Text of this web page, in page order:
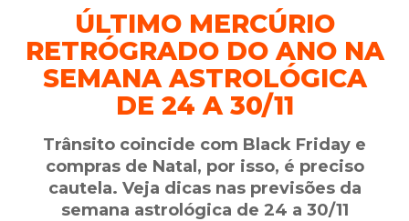
ÚLTIMO MERCÚRIO
RETRÓGRADO DO ANO NA
SEMANA ASTROLÓGICA
DE 24 A 30/11
Trânsito coincide com Black Friday e
compras de Natal, por isso, é preciso
cautela. Veja dicas nas previsões da
semana astrológica de 24 a 30/11